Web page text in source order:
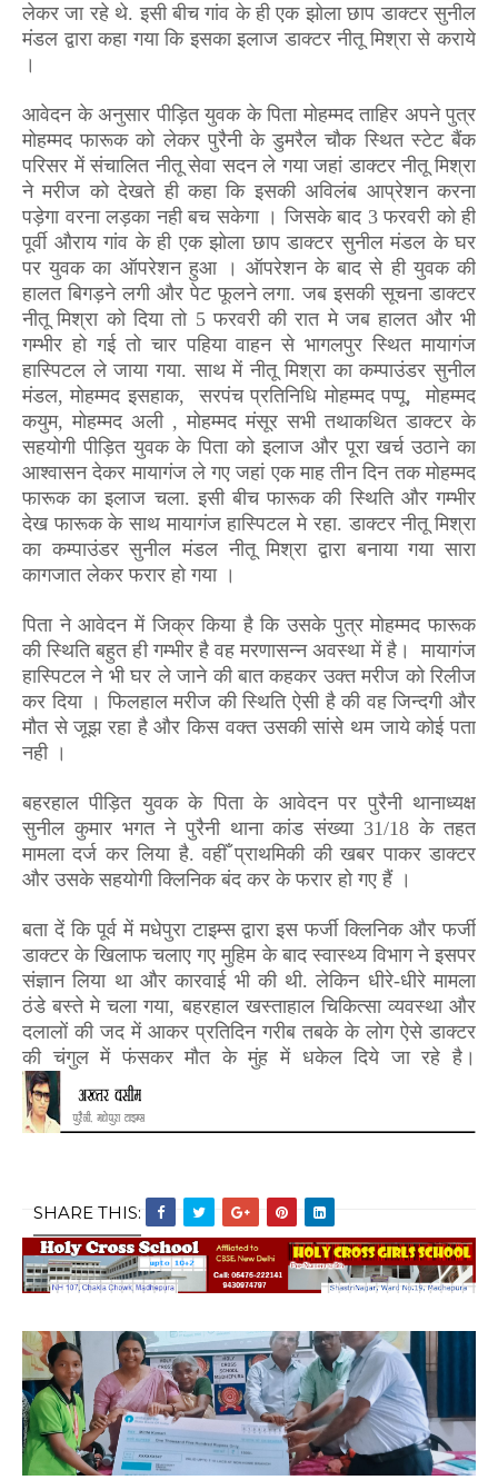
लेकर जा रहे थे. इसी बीच गांव के ही एक झोला छाप डाक्टर सुनील
मंडल द्वारा कहा गया कि इसका इलाज डाक्टर नीतू मिश्रा से कराये
।
आवेदन के अनुसार पीड़ित युवक के पिता मोहम्मद ताहिर अपने पुत्र
मोहम्मद फारूक को लेकर पुरैनी के डुमरैल चौक स्थित स्टेट बैंक
परिसर में संचालित नीतू सेवा सदन ले गया जहां डाक्टर नीतू मिश्रा
ने मरीज को देखते ही कहा कि इसकी अविलंब आप्रेशन करना
पड़ेगा वरना लड़का नही बच सकेगा । जिसके बाद 3फरवरी को ही
पूर्वी औराय गांव के ही एक झोला छाप डाक्टर सुनील मंडल के घर
पर युवक का ऑपरेशन हुआ । ऑपरेशन के बाद से ही युवक की
हालत बिगड़ने लगी और पेट फूलने लगा. जब इसकी सूचना डाक्टर
नीतू मिश्रा को दिया तो 5फरवरी की रात मे जब हालत और भी
गम्भीर हो गई तो चार पहिया वाहन से भागलपुर स्थित मायागंज
हास्पिटल ले जाया गया. साथ में नीतू मिश्रा का कम्पाउंडर सुनील
मंडल,मोहम्मद इसहाक,सरपंच प्रतिनिधि मोहम्मद पप्पू,मोहम्मद
कयुम,मोहम्मद अली ,मोहम्मद मंसूर सभी तथाकथित डाक्टर के
सहयोगी पीड़ित युवक के पिता को इलाज और पूरा खर्च उठाने का
आश्वासन देकर मायागंज ले गए जहां एक माह तीन दिन तक मोहम्मद
फारूक का इलाज चला. इसी बीच फारूक की स्थिति और गम्भीर
देख फारूक के साथ मायागंज हास्पिटल मे रहा. डाक्टर नीतू मिश्रा
का कम्पाउंडर सुनील मंडल नीतू मिश्रा द्वारा बनाया गया सारा
कागजात लेकर फरार हो गया ।
पिता ने आवेदन में जिक्र किया है कि उसके पुत्र मोहम्मद फारूक
की स्थिति बहुत ही गम्भीर है वह मरणासन्न अवस्था में है।
मायागंज
हास्पिटल ने भी घर ले जाने की बात कहकर उक्त मरीज को रिलीज
कर दिया । फिलहाल मरीज की स्थिति ऐसी है की वह जिन्दगी और
मौत से जूझ रहा है और किस वक्त उसकी सांसे थम जाये कोई पता
नही ।
बहरहाल पीड़ित युवक के पिता के आवेदन पर पुरैनी थानाध्यक्ष
सुनील कुमार भगत ने पुरैनी थाना कांड संख्या 31/18 के तहत
मामला दर्ज कर लिया है. वहीँ प्राथमिकी की खबर पाकर डाक्टर
और उसके सहयोगी क्लिनिक बंद कर के फरार हो गए हैं ।
बता देंकि पूर्व मेंमधेपुरा टाइम्स द्वारा इस फर्जी क्लिनिक और फर्जी
डाक्टर के खिलाफचलाए गएमुहिम के बाद स्वास्थ्य विभाग ने इसपर
संज्ञान लिया था और कारवाई भी की थी. लेकिन धीरे-धीरे मामला
ठंडे बस्ते मे चला गया, बहरहाल खस्ताहाल चिकित्सा व्यवस्था और
दलालों की जद में आकर प्रतिदिन गरीब तबके के लोग ऐसे डाक्टर
की चंगुल में फंसकर मौत के मुंह में धकेल दिये जा रहे है।
SHARE THIS: